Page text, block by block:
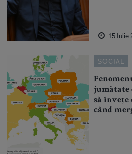
15 Iulie
SOCIAL
jumătate
să învețe
când